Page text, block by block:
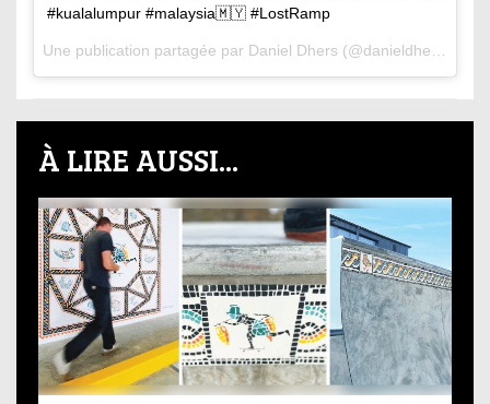
#kualalumpur #malaysia🇲🇾 #LostRamp
Une publication partagée par Daniel Dhers (@danieldhers) le
À LIRE AUSSI...